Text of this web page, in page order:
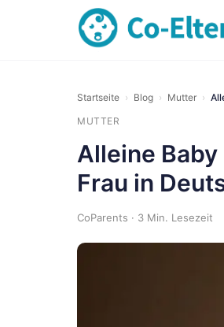
Startseite › Blog › Mutter ›
MUTTER
Alleine
Frau in
CoParents · 3 Min. Lesezeit